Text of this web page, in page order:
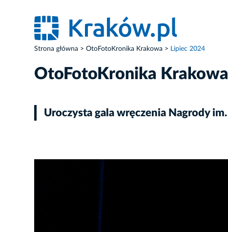
Strona główna OtoFotoKronika Krakowa Lipiec 2024
OtoFotoKronika Krakowa
Uroczysta gala wręczenia Nagrody